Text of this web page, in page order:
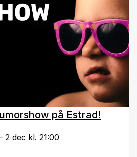
på Estrad!
2 dec kl. 21:00